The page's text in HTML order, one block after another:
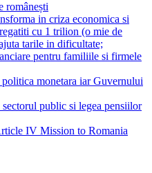
românești
in criza economica si
cu 1 trilion (o mie de
tarile in dificultate;
pentru familiile si firmele
monetara iar Guvernului
public si legea pensiilor
IV Mission to Romania